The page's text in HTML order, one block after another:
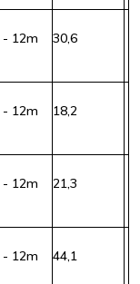
12m 30,6
12m 18,2
12m 21,3
12m 44,1